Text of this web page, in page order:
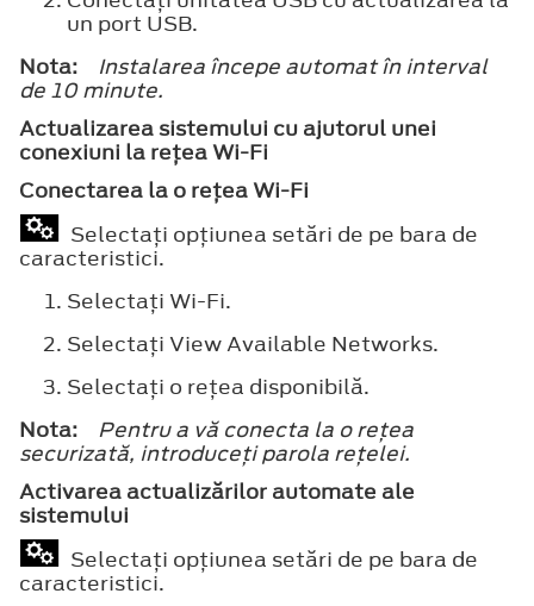
un port USB.
Nota:
Instalarea începe automat în interval
de 10 minute.
Actualizarea sistemului cu ajutorul unei
conexiuni la reţea Wi-Fi
Conectarea la o reţea Wi-Fi
Selectaţi opţiunea setări de pe bara de
caracteristici.
Selectaţi Wi-Fi.
Selectaţi View Available Networks.
Selectaţi o reţea disponibilă.
Nota:
Pentru a vă conecta la o reţea
securizată, introduceţi parola reţelei.
Activarea actualizărilor automate ale
sistemului
Selectaţi opţiunea setări de pe bara de
caracteristici.